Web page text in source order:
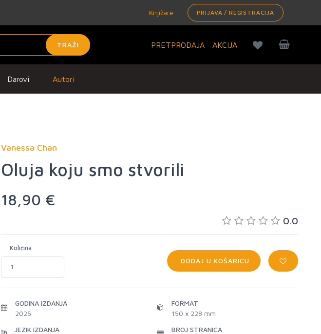
Knjižare PRIJAVA / REGISTRACIJA
TRAŽI PRETPRODAJA AKCIJA
Darovi Autori
Vanessa Chan
Oluja koju smo stvorili
18,90 €
0.0
Količina
DODAJ U KOŠARICU
GODINA IZDANJA
2025
JEZIK IZDANJA
FORMAT
150 x 228 mm
BROJ STRANICA